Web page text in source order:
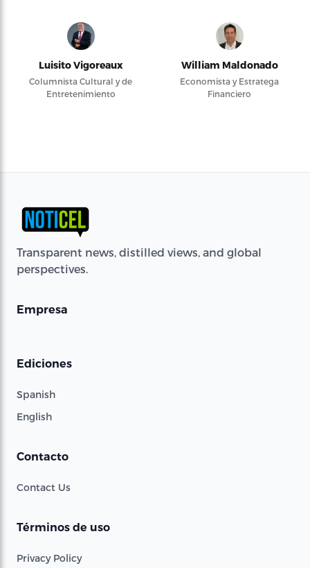
Luisito Vigoreaux
Columnista Cultural y de
Entretenimiento
William Maldonado
Economista y Estratega
Financiero
Transparent news, distilled views, and global
perspectives.
Empresa
Ediciones
Spanish
English
Contacto
Contact Us
Términos de uso
Privacy Policy